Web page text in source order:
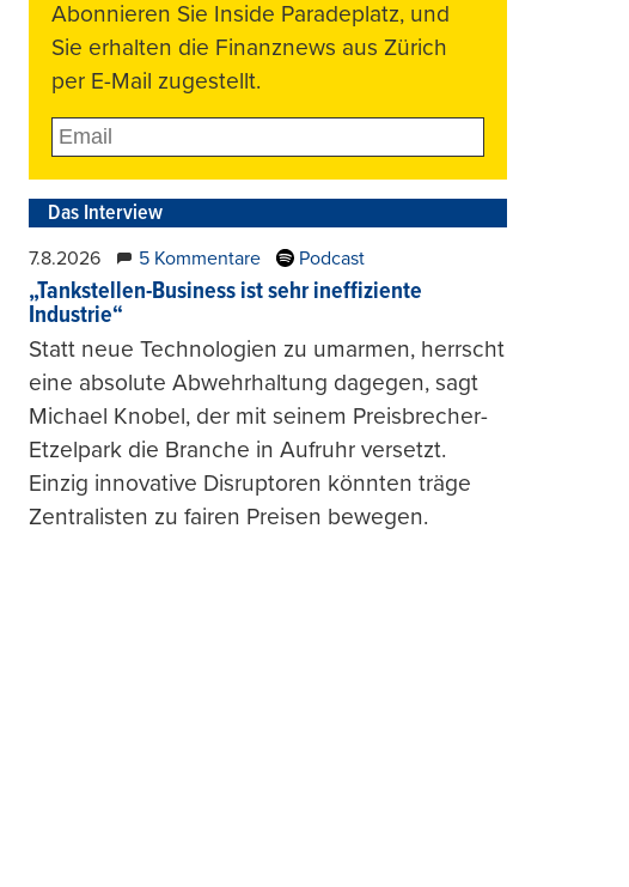
Abonnieren Sie Inside Paradeplatz, und
Sie erhalten die Finanznews aus Zürich
per E-Mail zugestellt.
Das Interview
7.8.2026 5 Kommentare Podcast
„Tankstellen-Business ist sehr ineffiziente
Industrie“
Statt neue Technologien zu umarmen, herrscht
eine absolute Abwehrhaltung dagegen, sagt
Michael Knobel, der mit seinem Preisbrecher-
Etzelpark die Branche in Aufruhr versetzt.
Einzig innovative Disruptoren könnten träge
Zentralisten zu fairen Preisen bewegen.